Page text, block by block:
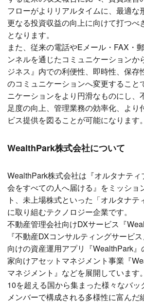
フローがよりリアルタイムに、最適な
更なる投資収益の向上に向けて打つべ
となります。
また、従来の電話やEメール・FAX・
ンネルを通じたコミュニケーションか
ジネス』内での利便性、即時性、保存
のコミュニケーションへ変更すること
ニケーションをより円滑なものにし、
足度の向上、管理業務の効率化、より
ビス提供を図ることが可能になります。
WealthPark株式会社について
WealthPark株式会社は『オルタナテ
会をすべての人へ届ける』をミッショ
ト、未上場株式といった「オルタナ
に取り組むテクノロジー企業です。
不動産管理会社向けDXサービス『
『不動産DXコンサルティングサービ
向けの資産運用アプリ『WealthPark
家向けアセットマネジメント事業『
マネジメント』などを展開しています。
10を超える国から集まった様々なバッ
メンバーで構成される多様性に富んだ